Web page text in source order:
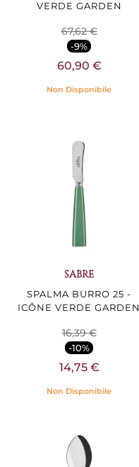
VERDE GARDEN
67,62 €
-9%
60,90 €
Non Disponibile
SABRE
SPALMA BURRO 25 -
ICÔNE VERDE GARDEN
16,39 €
-10%
14,75 €
Non Disponibile